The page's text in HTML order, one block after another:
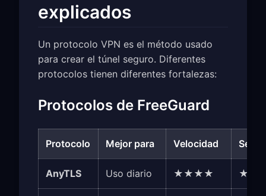
explicados
Un protocolo VPN es el método usado
para crear el túnel seguro. Diferentes
protocolos tienen diferentes fortalezas:
Protocolos de FreeGuard
Protocolo Mejor para Velocidad
AnyTLS Uso diario ★★★★